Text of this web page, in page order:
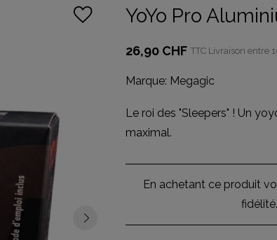
YoYo Pro
26,90 CHF TTC Livraison entre
Marque: Megagic
Le roi des "Sleepers" ! Un
maximal.
En achetant ce produit